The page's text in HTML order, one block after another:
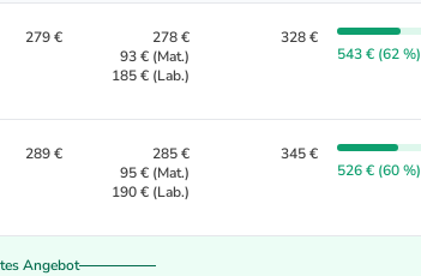
279 €
278 €
93 € (Mat.)
185 € (Lab.)
328 €
543 € (62 %)
289 €
285 €
95 € (Mat.)
190 € (Lab.)
345 €
526 € (60 %)
Angebot